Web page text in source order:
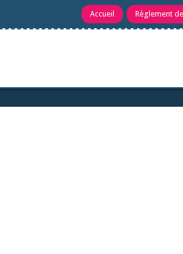
Accueil Règlement